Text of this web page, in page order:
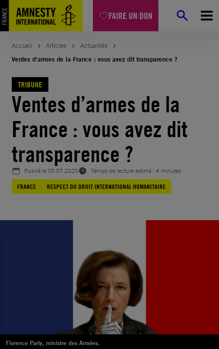
FAIRE UN DON
Aller
au
contenu
Accueil Articles
Actualités
Ventes d’armes de la France : vous avez dit transparence ?
TRIBUNE
Ventes d’armes de la
France : vous avez dit
transparence ?
Publié le05.07.2020
Temps de lecture estimé : 4 minutes
FRANCE
RESPECT DU DROIT INTERNATIONAL HUMANITAIRE
Florence Parly, ministre des Armées.